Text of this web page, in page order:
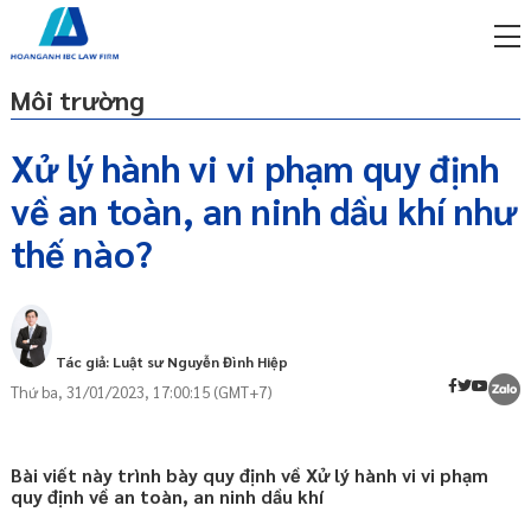
Môi trường
Xử lý hành vi vi phạm quy định
về an toàn, an ninh dầu khí như
thế nào?
Tác giả: Luật sư Nguyễn Đình Hiệp
Thứ ba, 31/01/2023, 17:00:15 (GMT+7)
Bài viết này trình bày quy định về Xử lý hành vi vi phạm
quy định về an toàn, an ninh dầu khí
phí qua zalo
sư trực tuyến online
gói
phí qua zalo
sư trực tuyến online
ty/doanh nghiệp
gói